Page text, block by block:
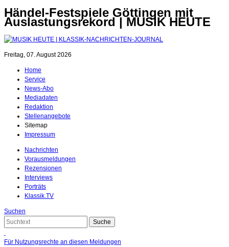
Händel-Festspiele Göttingen mit
Auslastungsrekord | MUSIK HEUTE
Freitag, 07. August 2026
Home
Service
News-Abo
Mediadaten
Redaktion
Stellenangebote
Sitemap
Impressum
Nachrichten
Vorausmeldungen
Rezensionen
Interviews
Porträts
Klassik.TV
Suchen
Für Nutzungsrechte an diesen Meldungen